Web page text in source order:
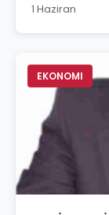
1 Haziran
EKONOMI